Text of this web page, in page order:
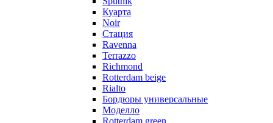
Куарта
Noir
Стация
Ravenna
Terrazzo
Richmond
Rotterdam beige
Rialto
Бордюры универсальные
Моделло
Rotterdam green